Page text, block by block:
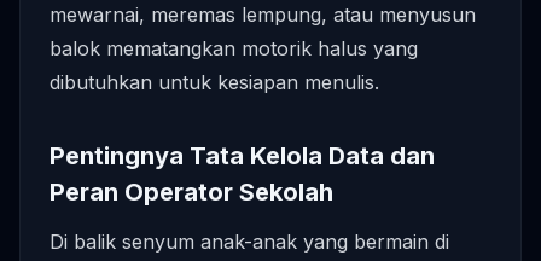
mewarnai, meremas lempung, atau menyusun
balok mematangkan motorik halus yang
dibutuhkan untuk kesiapan menulis.
Pentingnya Tata Kelola Data dan
Peran Operator Sekolah
Di balik senyum anak-anak yang bermain di